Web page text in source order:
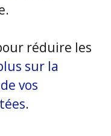
réduire les
sur la
vos
.